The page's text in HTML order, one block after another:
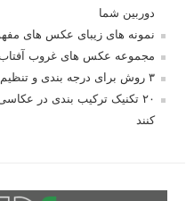
دوربین شما
نمونه های زیبای عکس های
مجموعه عکس های غروب
۳ روش برای درجه بندی و تنظیم دقیق رنگ در فتوشاپ
۲۰ تکنیک ترکیب بندی در
کنند